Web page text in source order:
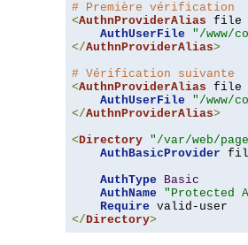
# Première vérification
<AuthnProviderAlias file
AuthUserFile
"/www/
</AuthnProviderAlias>
# Vérification suivante
<AuthnProviderAlias file
AuthUserFile
"/www/
</AuthnProviderAlias>
<Directory "/var/web/
AuthBasicProvider
AuthType
Basic
AuthName
"Protected
Require
</Directory>